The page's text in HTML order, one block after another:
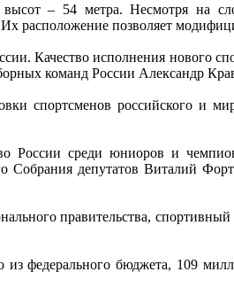
– 54 метра. Несмотря на
расположение позволяет
Качество исполнения нового
команд России Александр
спортсменов российского и
России среди юниоров и
депутатов Виталий
правительства,
федерального бюджета, 109